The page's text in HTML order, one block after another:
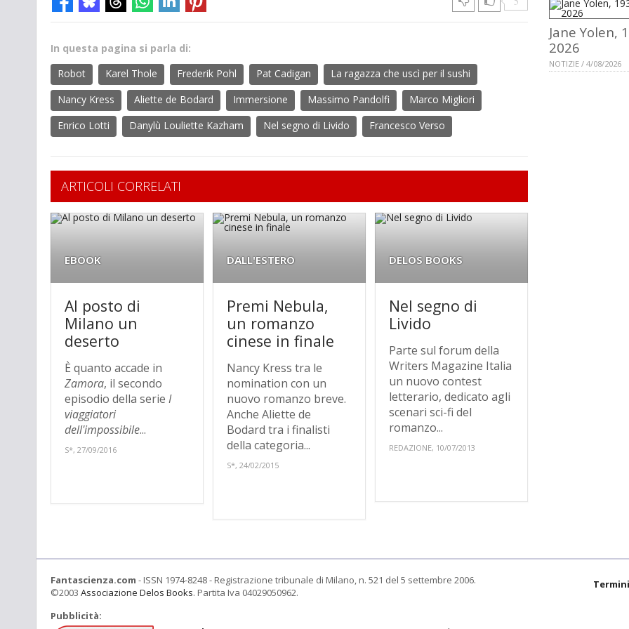
In questa pagina si parla di:
Robot
Karel Thole Frederik Pohl Pat Cadigan
La ragazza che uscì per il sushi
Nancy Kress
Aliette de Bodard Immersione Massimo Pandolfi
Marco Migliori
Enrico Lotti
Danylù Louliette Kazham Nel segno di Livido Francesco Verso
ARTICOLI CORRELATI
EBOOK
Al posto di
Milano un
deserto
È quanto accade in
Zamora, il secondo
episodio della serie I
viaggiatori
dell'impossibile...
S*, 27/09/2016
DALL'ESTERO
Premi Nebula,
un romanzo
cinese in finale
Nancy Kress tra le
nomination con un
nuovo romanzo breve.
Anche Aliette de
Bodard tra i finalisti
della categoria...
S*, 24/02/2015
DELOS BOOKS
Nel segno di
Livido
Parte sul forum della
Writers Magazine Italia
un nuovo contest
letterario, dedicato agli
scenari sci-fi del
romanzo...
REDAZIONE, 10/07/2013
Jane Yolen,
2026
NOTIZIE / 4/08/2026
Fantascienza.com - ISSN 1974-8248 - Registrazione tribunale di Milano, n. 521 del 5 settembre 2006.
©2003 Associazione Delos Books. Partita Iva 04029050962.
Pubblicità: